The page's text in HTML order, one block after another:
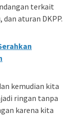
terkait
aturan DKPP.
kemudian kita
ringan tanpa
karena kita